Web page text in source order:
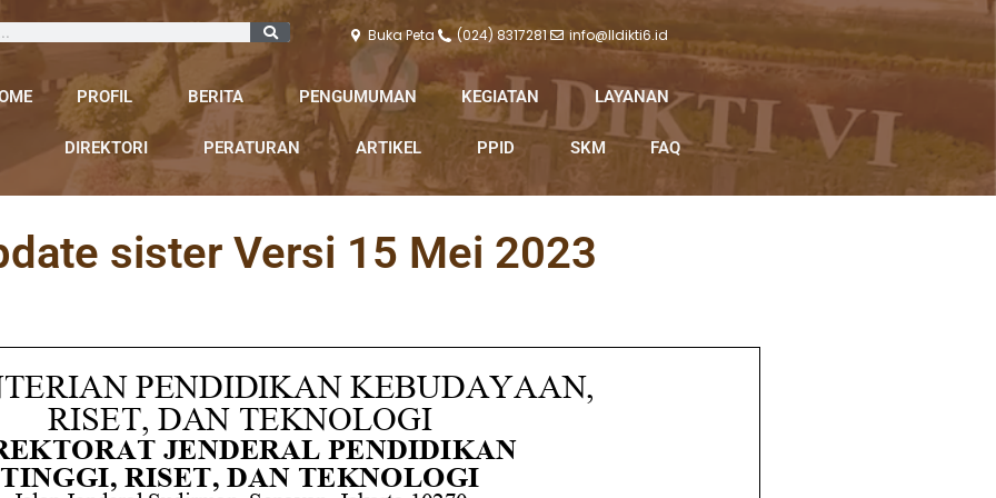
Buka Peta (024) 8317281 info@lldikti6.id
PROFIL BERITA PENGUMUMAN KEGIATAN LAYANAN
DIREKTORI PERATURAN ARTIKEL PPID SKM FAQ
sister Versi 15 Mei 2023